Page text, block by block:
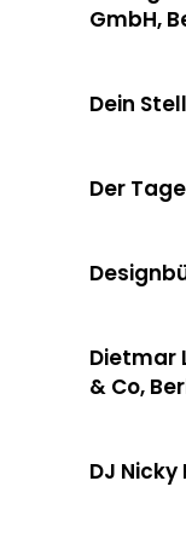
GmbH,
Dein
Der
Dietmar
& Co,
DJ Nicky